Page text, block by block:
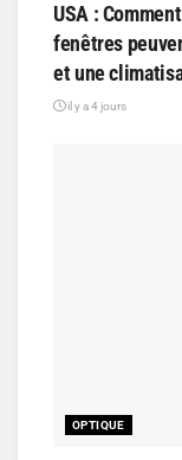
USA :
fenêtres
et une
il y a 4 jours
OPTIQUE